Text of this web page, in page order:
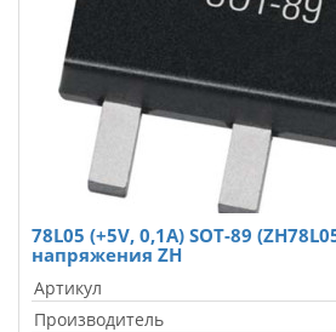
78L05 (+5V, 0,1A) SOT-89
напряжения ZH
Артикул
Производитель